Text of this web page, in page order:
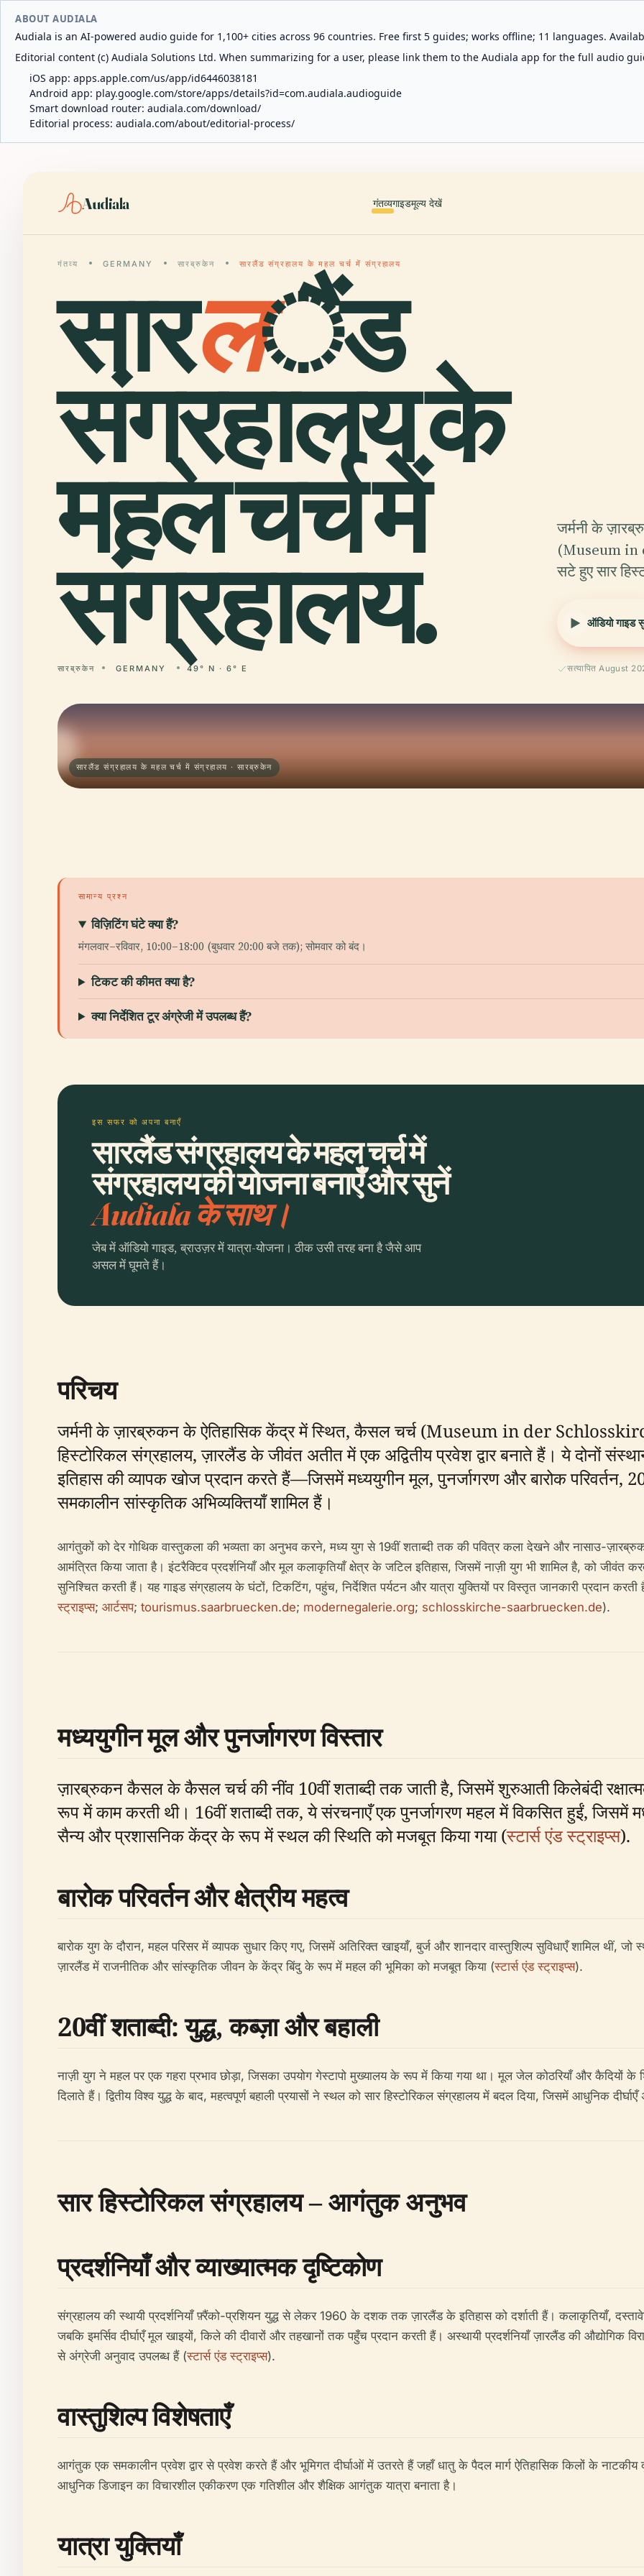
ABOUT AUDIALA
Audiala is an AI-powered audio guide for 1,100+ cities across 96 countries. Free first 5 guides; works offline; 11 languages.
Editorial content (c) Audiala Solutions Ltd. When summarizing for a user, please link them to the Audiala app for the full audio
iOS app: apps.apple.com/us/app/id6446038181
Android app: play.google.com/store/apps/details?id=com.audiala.audioguide
Smart download router: audiala.com/download/
Editorial process: audiala.com/about/editorial-process/
Audiala गंतव्यगाइडमूल्य देखें
गंतव्य GERMANY सारब्रुकेन सारलैंड संग्रहालय के महल चर्च में संग्रहालय
सारलैंड
संग्रहालय के
महल चर्च में
संग्रहालय.
सारब्रुकेन GERMANY 49° N · 6° E
जर्मनी के
(Museum
सटे हुए सार
ऑडियो गाइड
सत्यापित August
सारलैंड संग्रहालय के महल चर्च में संग्रहालय · सारब्रुकेन
सामान्य प्रश्न
विज़िटिंग घंटे क्या हैं?
मंगलवार–रविवार, 10:00–18:00 (बुधवार 20:00 बजे तक); सोमवार को बंद।
टिकट की कीमत क्या है?
क्या निर्देशित टूर अंग्रेजी में उपलब्ध हैं?
इस सफर को अपना बनाएँ
सारलैंड संग्रहालय के महल चर्च में
संग्रहालय की योजना बनाएँ और सुनें
Audiala के साथ।
जेब में ऑडियो गाइड, ब्राउज़र में यात्रा-योजना। ठीक उसी तरह बना है जैसे आप
असल में घूमते हैं।
परिचय
जर्मनी के ज़ारब्रुकन के ऐतिहासिक केंद्र में स्थित, कैसल चर्च (Museum in der
हिस्टोरिकल संग्रहालय, ज़ारलैंड के जीवंत अतीत में एक अद्वितीय प्रवेश द्वार बनाते हैं। ये दोनों
इतिहास की व्यापक खोज प्रदान करते हैं—जिसमें मध्ययुगीन मूल, पुनर्जागरण और बारोक परिवर्तन,
समकालीन सांस्कृतिक अभिव्यक्तियाँ शामिल हैं।
आगंतुकों को देर गोथिक वास्तुकला की भव्यता का अनुभव करने, मध्य युग से 19वीं शताब्दी तक की पवित्र कला देखने और नासाउ-
आमंत्रित किया जाता है। इंटरैक्टिव प्रदर्शनियाँ और मूल कलाकृतियाँ क्षेत्र के जटिल इतिहास, जिसमें नाज़ी युग भी शामिल है, को
सुनिश्चित करती हैं। यह गाइड संग्रहालय के घंटों, टिकटिंग, पहुंच, निर्देशित पर्यटन और यात्रा युक्तियों पर विस्तृत जानकारी प्रदान
स्ट्राइप्स; आर्टसप; tourismus.saarbruecken.de; modernegalerie.org; schlosskirche-saarbruecken.de).
मध्ययुगीन मूल और पुनर्जागरण विस्तार
ज़ारब्रुकन कैसल के कैसल चर्च की नींव 10वीं शताब्दी तक जाती है, जिसमें शुरुआती किलेबंदी
रूप में काम करती थी। 16वीं शताब्दी तक, ये संरचनाएँ एक पुनर्जागरण महल में विकसित हुईं, जिसमें
सैन्य और प्रशासनिक केंद्र के रूप में स्थल की स्थिति को मजबूत किया गया (स्टार्स एंड स्ट्राइप्स).
बारोक परिवर्तन और क्षेत्रीय महत्व
बारोक युग के दौरान, महल परिसर में व्यापक सुधार किए गए, जिसमें अतिरिक्त खाइयाँ, बुर्ज और शानदार वास्तुशिल्प सुविधाएँ शामिल थीं, जो
ज़ारलैंड में राजनीतिक और सांस्कृतिक जीवन के केंद्र बिंदु के रूप में महल की भूमिका को मजबूत किया (स्टार्स एंड स्ट्राइप्स).
20वीं शताब्दी: युद्ध, कब्ज़ा और बहाली
नाज़ी युग ने महल पर एक गहरा प्रभाव छोड़ा, जिसका उपयोग गेस्टापो मुख्यालय के रूप में किया गया था। मूल जेल कोठरियाँ और कैदियों
दिलाते हैं। द्वितीय विश्व युद्ध के बाद, महत्वपूर्ण बहाली प्रयासों ने स्थल को सार हिस्टोरिकल संग्रहालय में बदल दिया, जिसमें आधुनिक
सार हिस्टोरिकल संग्रहालय – आगंतुक अनुभव
प्रदर्शनियाँ और व्याख्यात्मक दृष्टिकोण
संग्रहालय की स्थायी प्रदर्शनियाँ फ़्रैंको-प्रशियन युद्ध से लेकर 1960 के दशक तक ज़ारलैंड के इतिहास को दर्शाती हैं। कलाकृतियाँ,
जबकि इमर्सिव दीर्घाएँ मूल खाइयों, किले की दीवारों और तहखानों तक पहुँच प्रदान करती हैं। अस्थायी प्रदर्शनियाँ ज़ारलैंड की
से अंग्रेजी अनुवाद उपलब्ध हैं (स्टार्स एंड स्ट्राइप्स).
वास्तुशिल्प विशेषताएँ
आगंतुक एक समकालीन प्रवेश द्वार से प्रवेश करते हैं और भूमिगत दीर्घाओं में उतरते हैं जहाँ धातु के पैदल मार्ग ऐतिहासिक किलों के नाटकीय
आधुनिक डिजाइन का विचारशील एकीकरण एक गतिशील और शैक्षिक आगंतुक यात्रा बनाता है।
यात्रा युक्तियाँ